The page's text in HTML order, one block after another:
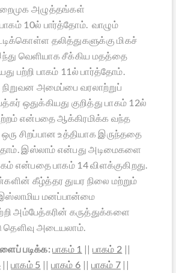
அழுத்தங்கள்
10ல் பார்த்தோம். வாழும்
தலித்துகளுக்கு மிகச்
வெளியாக சீக்கிய மதத்தை
பற்றி பாகம் 11ல் பார்த்தோம்.
நிறுவன அமைப்பை வரலாற்றுப்
ஒதுக்கியது குறித்து பாகம் 12ல்
என்பதை ஆக்கிரமிக்க வந்த
சிறப்பான உத்தியாக இருந்ததை
இஸ்லாம் என்பது அடிமைகளை
என்பதை பாகம் 14 விளக்குகிறது.
கீழ்த்தர துயர நிலை மற்றும்
மனப்பான்மை
அம்பேத்கரின் கருத்துக்களை
தெளிவு அடையலாம்.
படிக்க: பாகம் 1 || பாகம் 2 ||
||பாகம் 5 || பாகம் 6 || பாகம் 7 ||